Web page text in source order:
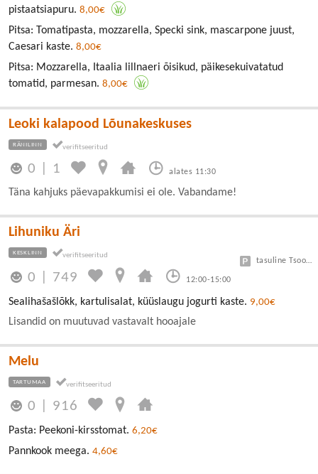
pistaatsiapuru. 8,00€
Pitsa: Tomatipasta, mozzarella, Specki sink, mascarpone juust,
Caesari kaste. 8,00€
Pitsa: Mozzarella, Itaalia lillnaeri õisikud, päikesekuivatatud
tomatid, parmesan. 8,00€
Leoki kalapood Lõunakeskuses
RÄNILINN
0 1 alates 11:30
Täna kahjuks päevapakkumisi ei ole. Vabandame!
Lihuniku Äri
KESKLINN
0 749 12:00-15:00
tasuline Tsoon A 3 eur/h, B 1,5 eur/h
Sealihašašlõkk, kartulisalat, küüslaugu jogurti kaste. 9,00€
Lisandid on muutuvad vastavalt hooajale
Melu
TARTUMAA
0 916
Pasta: Peekoni-kirsstomat. 6,20€
Pannkook meega. 4,60€